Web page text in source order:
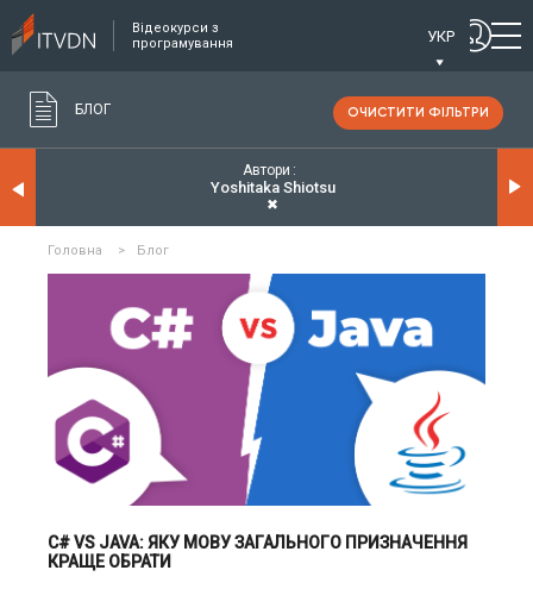
Відеокурси з
програмування
УКР
БЛОГ ОЧИСТИТИ ФІЛЬТРИ
Автори
Yoshitaka Shiotsu
✖
Головна > Блог
ЧИТАТИ ДЕТАЛЬНІШЕ
C# VS JAVA: ЯКУ МОВУ ЗАГАЛЬНОГО ПРИЗНАЧЕННЯ
КРАЩЕ ОБРАТИ